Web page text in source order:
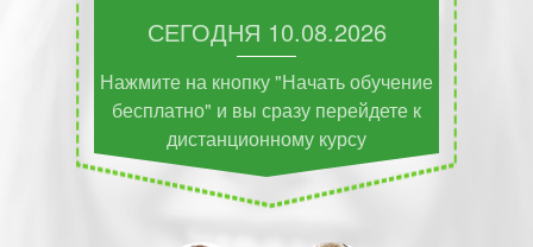
СЕГОДНЯ 10.08.2026
Нажмите на кнопку "Начать обучение
бесплатно" и вы сразу перейдете к
дистанционному курсу